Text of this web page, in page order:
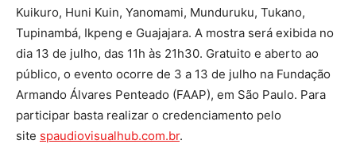
Kuikuro, Huni Kuin, Yanomami, Munduruku, Tukano,
Tupinambá, Ikpeng e Guajajara. A mostra será exibida no
dia 13 de julho, das 11h às 21h30. Gratuito e aberto ao
público, o evento ocorre de 3 a 13 de julho na Fundação
Armando Álvares Penteado (FAAP), em São Paulo. Para
participar basta realizar o credenciamento pelo
site spaudiovisualhub.com.br.